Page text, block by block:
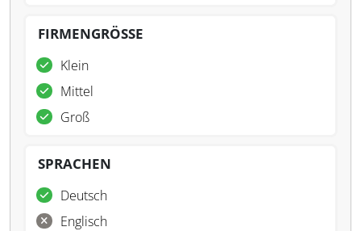
FIRMENGRÖSSE
Klein
Mittel
Groß
SPRACHEN
Deutsch
Englisch